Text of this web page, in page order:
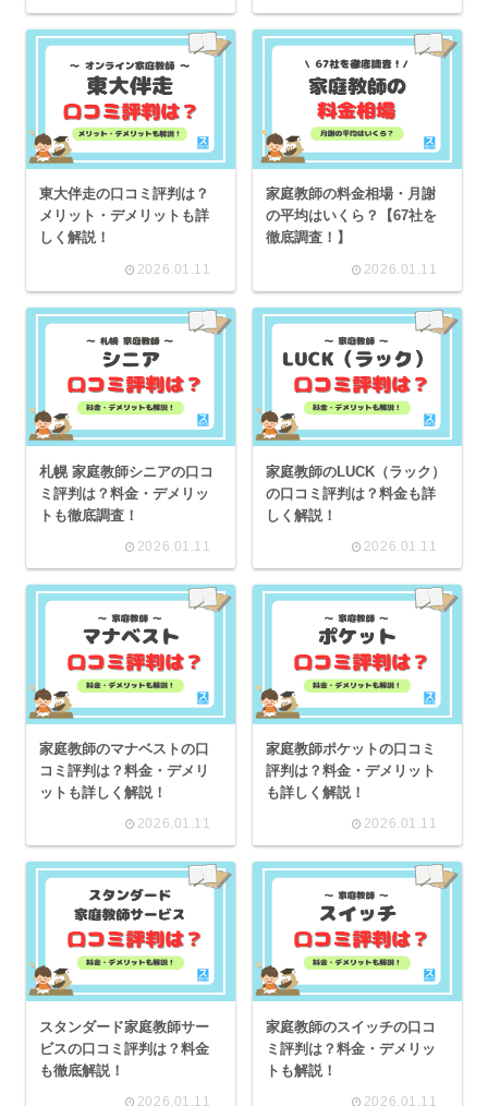
東大伴走の口コミ評判は？
メリット・デメリットも詳
しく解説！
2026.01.11
家庭教師の料金相場・月謝
の平均はいくら？【67社を
徹底調査！】
2026.01.11
札幌 家庭教師シニアの口コ
ミ評判は？料金・デメリッ
トも徹底調査！
2026.01.11
家庭教師のLUCK（ラック）
の口コミ評判は？料金も詳
しく解説！
2026.01.11
家庭教師のマナベストの口
コミ評判は？料金・デメリ
ットも詳しく解説！
2026.01.11
家庭教師ポケットの口コミ
評判は？料金・デメリット
も詳しく解説！
2026.01.11
スタンダード家庭教師サー
ビスの口コミ評判は？料金
も徹底解説！
2026.01.11
家庭教師のスイッチの口コ
ミ評判は？料金・デメリッ
トも解説！
2026.01.11